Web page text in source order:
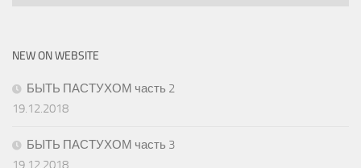
NEW ON WEBSITE
БЫТЬ ПАСТУХОМ часть 2
19.12.2018
БЫТЬ ПАСТУХОМ часть 3
19.12.2018